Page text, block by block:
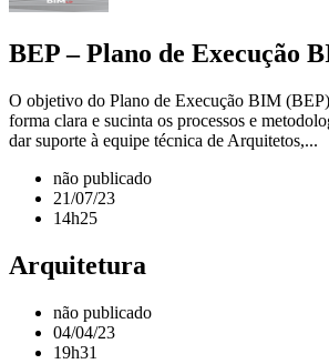
BEP – Plano de Execução
O objetivo do Plano de Execução BIM (BEP)
forma clara e sucinta os processos e
dar suporte à equipe técnica de Arquitetos,...
não publicado
21/07/23
14h25
Arquitetura
não publicado
04/04/23
19h31